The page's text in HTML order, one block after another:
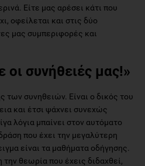
Είτε μας αρέσει κάτι που
οφείλεται και στις δύο
μας συμπεριφορές και
οι συνήθειές μας!»
των συνηθειών. Είναι ο δικός του
και έτσι ψάχνει συνεχώς
λόγια μπαίνει στον αυτόματο
που έχει την μεγαλύτερη
είναι τα μαθήματα οδήγησης.
θεωρία που έχεις διδαχθεί,